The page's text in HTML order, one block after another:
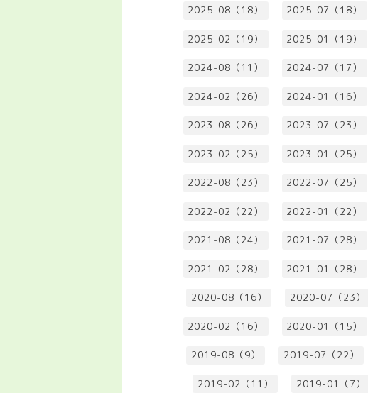
2025-08（18） 2025-07（18）
2025-02（19） 2025-01（19）
2024-08（11） 2024-07（17）
2024-02（26） 2024-01（16）
2023-08（26） 2023-07（23）
2023-02（25） 2023-01（25）
2022-08（23） 2022-07（25）
2022-02（22） 2022-01（22）
2021-08（24） 2021-07（28）
2021-02（28） 2021-01（28）
2020-08（16） 2020-07（23）
2020-02（16） 2020-01（15）
2019-08（9） 2019-07（22）
2019-02（11） 2019-01（7）